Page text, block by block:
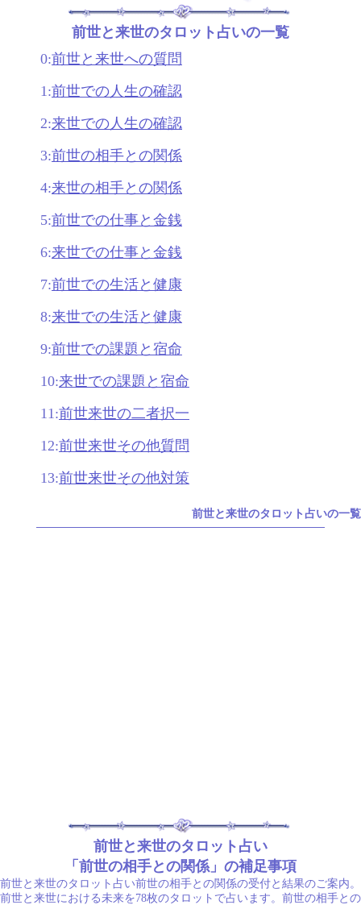
前世と来世のタロット占いの一覧
0:前世と来世への質問
1:前世での人生の確認
2:来世での人生の確認
3:前世の相手との関係
4:来世の相手との関係
5:前世での仕事と金銭
6:来世での仕事と金銭
7:前世での生活と健康
8:来世での生活と健康
9:前世での課題と宿命
10:来世での課題と宿命
11:前世来世の二者択一
12:前世来世その他質問
13:前世来世その他対策
前世と来世のタロット占いの一覧
前世と来世のタロット占い
「前世の相手との関係」の補足事項
前世と来世のタロット占い前世の相手との関係の受付と結果のご案内。
前世と来世における未来を78枚のタロットで占います。前世の相手との